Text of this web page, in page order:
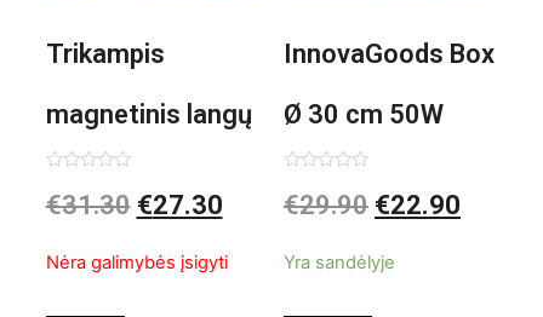
Trikampis
magnetinis langų
valiklis Klinmag
0
iš
€31.30 €27.30
Nėra galimybės įsigyti
InnovaGoods Box
Ø 30 cm 50W
Baltai pilkas
0
iš
€29.90 €22.90
Yra sandėlyje